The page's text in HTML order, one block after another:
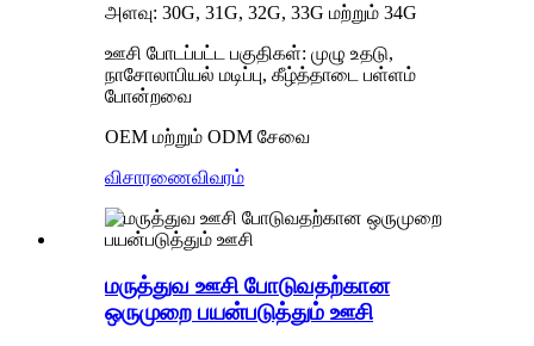
அளவு: 30G, 31G, 32G, 33G மற்றும் 34G
ஊசி போடப்பட்ட பகுதிகள்: முழு உதடு,
நாசோலாபியல் மடிப்பு, கீழ்த்தாடை பள்ளம்
போன்றவை
OEM மற்றும் ODM சேவை
விசாரணைவிவரம்
மருத்துவ ஊசி போடுவதற்கான
ஒருமுறை பயன்படுத்தும் ஊசி